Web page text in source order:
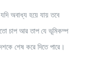
অবাধ্য হয়ে যায় তবে
চাপ আর তাপ যে ভূমিকম্প
শেষ করে দিতে পারে।